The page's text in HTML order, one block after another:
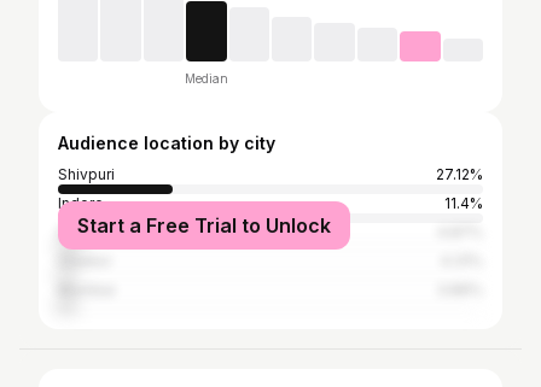
Median
Audience location by city
Shivpuri
27.12%
Indore
11.4%
Delhi
Start a Free Trial to Unlock